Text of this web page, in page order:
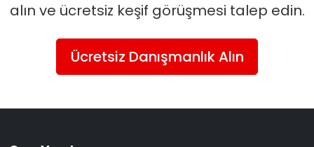
alın ve ücretsiz keşif görüşmesi talep edin.
Ücretsiz Danışmanlık Alın